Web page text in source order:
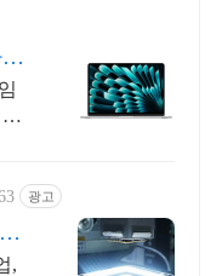
광고
,